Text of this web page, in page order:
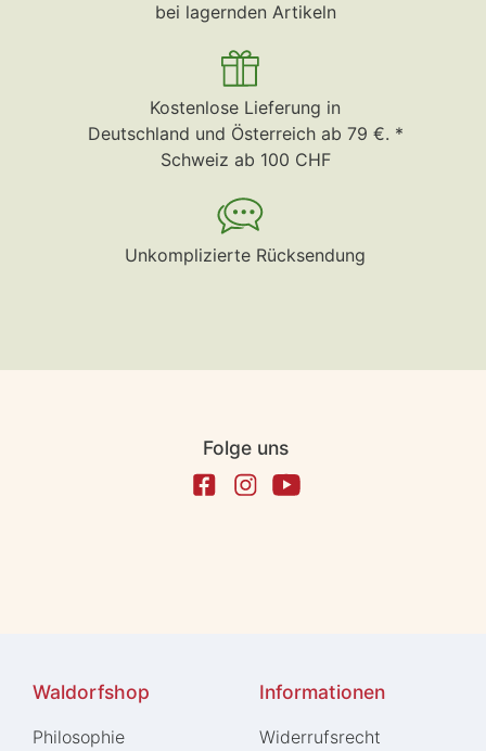
bei lagernden Artikeln
Kostenlose Lieferung in
Deutschland und Österreich ab 79 €. *
Schweiz ab 100 CHF
Unkomplizierte Rücksendung
Folge uns
Waldorfshop
Philosophie
Informationen
Widerrufs­recht